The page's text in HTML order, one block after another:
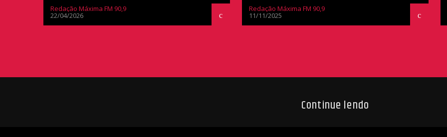
Redação Máxima FM 90,9
22/04/2026
Redação Máxima FM 90,9
11/11/2025
Continue lendo